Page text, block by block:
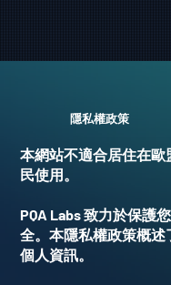
隱私權政策
本網站不適合居住在
民使用。
PQA Labs致力於保護
全。本隱私權政策概
個人資訊。